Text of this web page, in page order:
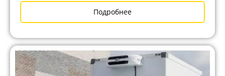
Подробнее